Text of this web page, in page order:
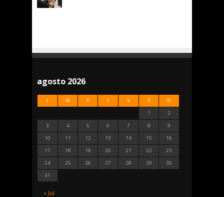
agosto 2026
L M X J V S D
« Jul
1
2
3
4 5 6 7 8
9
10
11 12 13 14 15
16
17
18 19 20 21 22
23
24
25 26 27 28 29
30
31